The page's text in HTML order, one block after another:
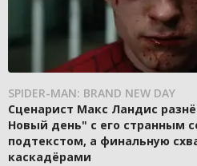
SPIDER-MAN: BRAND NEW DAY
Сценарист Макс Ландис
Новый день" с его странным
подтекстом, а финальную
каскадёрами